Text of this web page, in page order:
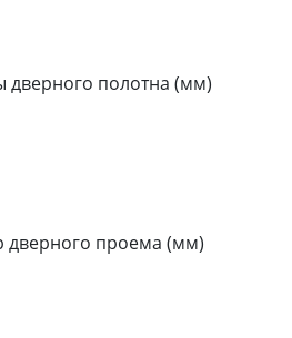
дверного полотна (мм)
проема (мм)